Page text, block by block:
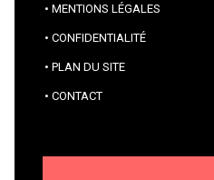
MENTIONS LÉGALES
CONFIDENTIALITÉ
PLAN DU SITE
CONTACT